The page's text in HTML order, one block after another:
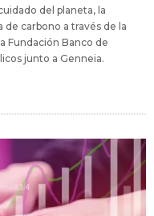
del planeta, la
de carbono a través de la
Fundación Banco de
junto a Genneia.